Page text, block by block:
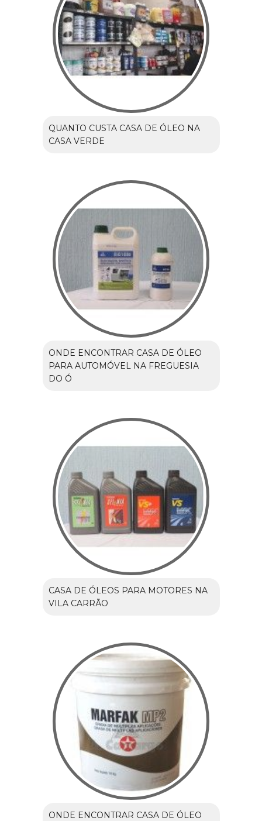
QUANTO CUSTA CASA DE ÓLEO NA
CASA VERDE
ONDE ENCONTRAR CASA DE ÓLEO
PARA AUTOMÓVEL NA FREGUESIA
DO Ó
CASA DE ÓLEOS PARA MOTORES NA
VILA CARRÃO
ONDE ENCONTRAR CASA DE ÓLEO